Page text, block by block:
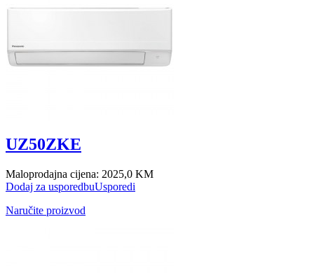
UZ50ZKE
Maloprodajna cijena: 2025,0 KM
Dodaj za usporedbuUsporedi
Naručite proizvod